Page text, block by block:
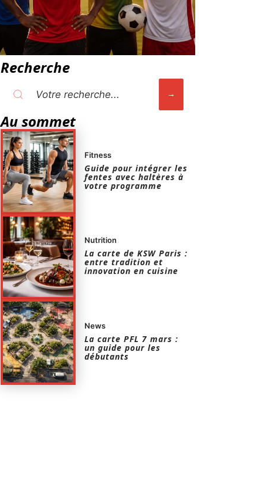
Recherche
Au sommet
Fitness
Guide pour intégrer les
fentes avec haltères à
votre programme
Nutrition
La carte de KSW Paris :
entre tradition et
innovation en cuisine
News
La carte PFL 7 mars :
un guide pour les
débutants